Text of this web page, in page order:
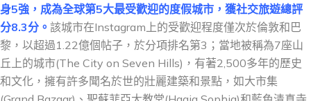
身5強，成為全球第5大最受歡迎的度假城市，獲社交旅遊總評
分8.3分。 該城市在Instagram上的受歡迎程度僅次於倫敦和巴
黎，以超過1.22億個帖子，於分項排名第3；當地被稱為7座山
丘上的城市(The City on Seven Hills)，有著2,500多年的歷史
和文化，擁有許多聞名於世的壯麗建築和景點，如大市集